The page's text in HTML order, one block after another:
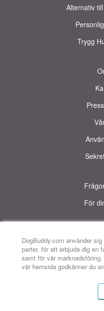
DogBuddy.com använder
parter, för att erbjuda dig en
samt för vår
vår hemsida godkänner du
Alternativ
Trygg
För
DogBuddy USA DogBuddy